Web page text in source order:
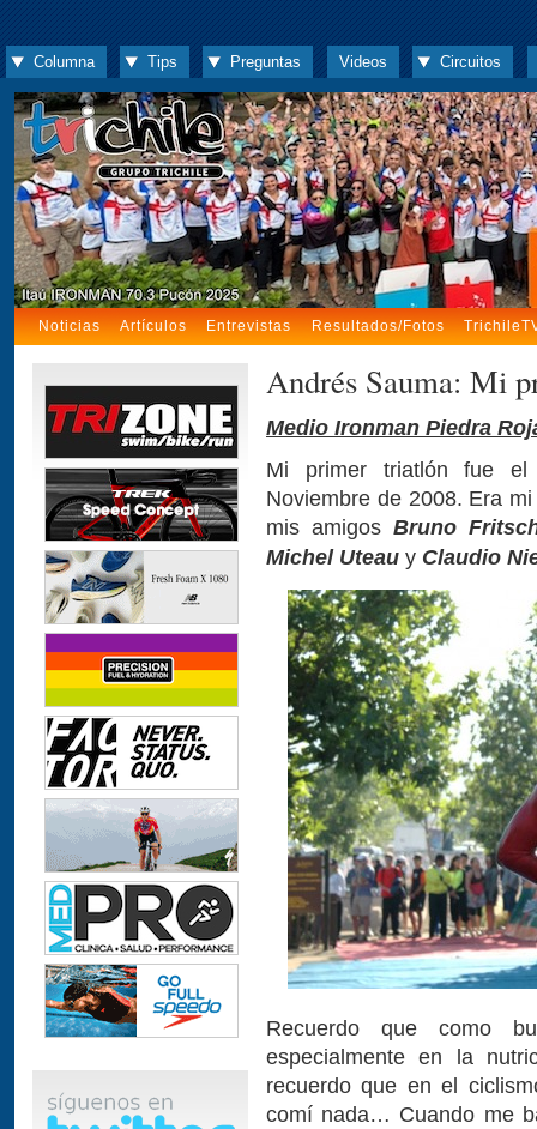
Columna Tips Preguntas Videos Circuitos
Noticias Artículos Entrevistas Resultados/Fotos
Andrés Sauma: Mi
Medio Ironman Piedra
Mi primer triatlón fue
Noviembre de 2008. Era
mis amigos Bruno
Michel Uteau y Claudio
Recuerdo que como
especialmente en la
recuerdo que en el
comí nada… Cuando me